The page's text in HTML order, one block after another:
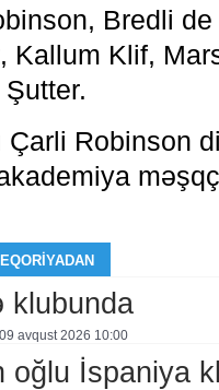
Bredli
Kallum Klif,
Çarli Robinson
klubunda
09 avqust 2026 10:00
oğlu İspaniya